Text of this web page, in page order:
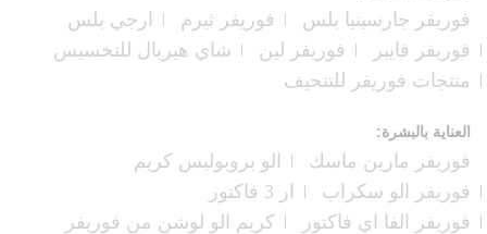
فوريفر جارسينيا بلس فوريفر ثيرم
ارجي بلس
فوريفر فايبر
فوريفر لين
شاي هيربال للتخسيس
منتجات فوريفر للتنحيف
العناية بالبشرة:
فوريفر مارين ماسك
الو بروبوليس كريم
فوريفر الو سكراب
ار 3 فاكتور
فوريفر الفا اي فاكتور
كريم الو لوشن من فوريفر